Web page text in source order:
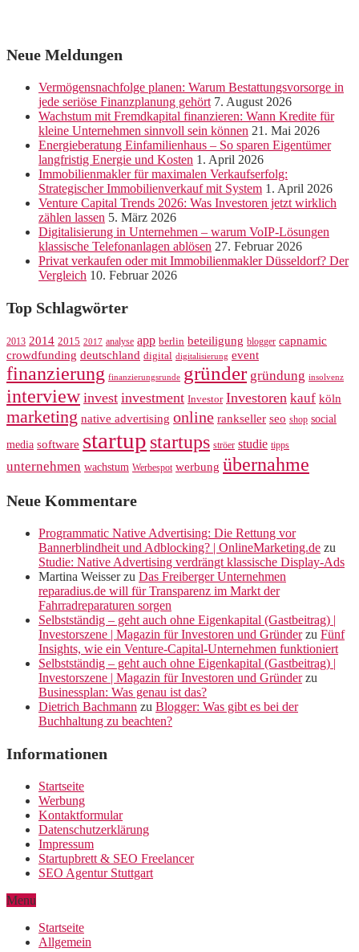
Neue Meldungen
Vermögensnachfolge planen: Warum Bestattungsvorsorge in
jede seriöse Finanzplanung gehört 7. August 2026
Wachstum mit Fremdkapital finanzieren: Wann Kredite für
kleine Unternehmen sinnvoll sein können 21. Mai 2026
Energieberatung Einfamilienhaus – So sparen Eigentümer
langfristig Energie und Kosten 1. April 2026
Immobilienmakler für maximalen Verkaufserfolg:
Strategischer Immobilienverkauf mit System 1. April 2026
Venture Capital Trends 2026: Was Investoren jetzt wirklich
zählen lassen 5. März 2026
Digitalisierung in Unternehmen – warum VoIP-Lösungen
klassische Telefonanlagen ablösen 27. Februar 2026
Privat verkaufen oder mit Immobilienmakler Düsseldorf? Der
Vergleich 10. Februar 2026
Top Schlagwörter
2013 2014 2015 2017 analyse app berlin beteiligung blogger capnamic
crowdfunding deutschland digital digitalisierung event
finanzierung finanzierungsrunde gründer gründung insolvenz
interview invest investment Investor Investoren kauf köln
marketing native advertising online rankseller seo shop social
media software startup startups ströer studie tipps
unternehmen wachstum Werbespot werbung übernahme
Neue Kommentare
Programmatic Native Advertising: Die Rettung vor
Bannerblindheit und Adblocking? | OnlineMarketing.de zu
Studie: Native Advertising verdrängt klassische Display-Ads
Martina Weisserzu Das Freiberger Unternehmen
reparadius.de will für Transparenz im Markt der
Fahrradreparaturen sorgen
Selbstständig – geht auch ohne Eigenkapital (Gastbeitrag) |
Investorszene | Magazin für Investoren und Gründerzu Fünf
Insights, wie ein Venture-Capital-Unternehmen funktioniert
Selbstständig – geht auch ohne Eigenkapital (Gastbeitrag) |
Investorszene | Magazin für Investoren und Gründerzu
Businessplan: Was genau ist das?
Dietrich Bachmann zu Blogger: Was gibt es bei der
Buchhaltung zu beachten?
Informationen
Startseite
Werbung
Kontaktformular
Datenschutzerklärung
Impressum
Startupbrett & SEO Freelancer
SEO Agentur Stuttgart
Menu
Startseite
Allgemein